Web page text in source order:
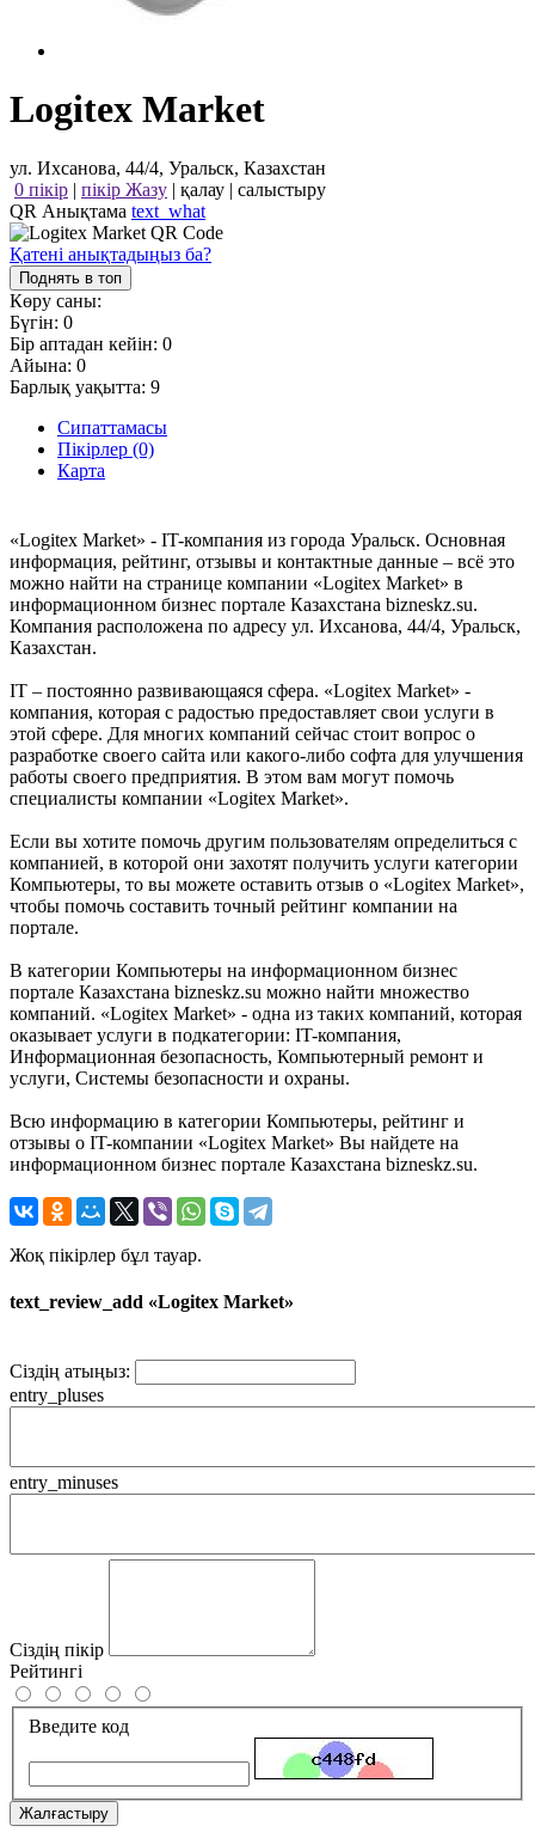
Logitex Market
ул. Ихсанова, 44/4, Уральск, Казахстан
0 пікір | пікір Жазу | қалау | салыстыру
QR Анықтама text_what
Қатені анықтадыңыз ба?
Поднять в топ
Көру саны:
Бүгін: 0
Бір аптадан кейін: 0
Айына: 0
Барлық уақытта: 9
Сипаттамасы
Пікірлер (0)
Карта
«Logitex Market» - IT-компания из города Уральск. Основная
информация, рейтинг, отзывы и контактные данные – всё это
можно найти на странице компании «Logitex Market» в
информационном бизнес портале Казахстана bizneskz.su.
Компания расположена по адресу ул. Ихсанова, 44/4, Уральск,
Казахстан.
IT – постоянно развивающаяся сфера. «Logitex Market» -
компания, которая с радостью предоставляет свои услуги в
этой сфере. Для многих компаний сейчас стоит вопрос о
разработке своего сайта или какого-либо софта для улучшения
работы своего предприятия. В этом вам могут помочь
специалисты компании «Logitex Market».
Если вы хотите помочь другим пользователям определиться с
компанией, в которой они захотят получить услуги категории
Компьютеры, то вы можете оставить отзыв о «Logitex Market»,
чтобы помочь составить точный рейтинг компании на
портале.
В категории Компьютеры на информационном бизнес
портале Казахстана bizneskz.su можно найти множество
компаний. «Logitex Market» - одна из таких компаний, которая
оказывает услуги в подкатегории: IT-компания,
Информационная безопасность, Компьютерный ремонт и
услуги, Системы безопасности и охраны.
Всю информацию в категории Компьютеры, рейтинг и
отзывы о IT-компании «Logitex Market» Вы найдете на
информационном бизнес портале Казахстана bizneskz.su.
Жоқ пікірлер бұл тауар.
text_review_add «Logitex Market»
Сіздің атыңыз:
entry_pluses
entry_minuses
Сіздің пікір
Рейтингі
Введите код
Жалғастыру